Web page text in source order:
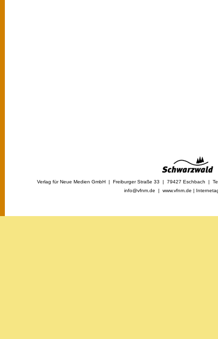
Verlag für Neue Medien GmbH | Freiburger Straße 33 | 79427 Eschbach |
info@vfnm.de | www.vfnm.de |